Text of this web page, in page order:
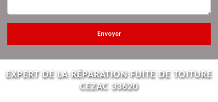
EXPERT DE LA RÉPARATION FUITE DE TOITURE
CEZAC 33620